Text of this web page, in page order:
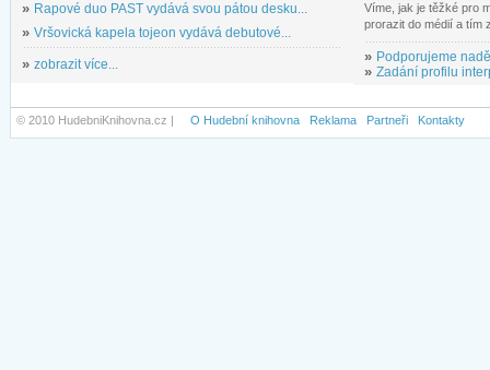
» Rapové duo PAST vydává svou pátou desku...
» Vršovická kapela tojeon vydává debutové...
» zobrazit více...
Víme, jak je těžké pro
prorazit do médií a tím
» Podporujeme
» Zadání profilu
© 2010 HudebniKnihovna.cz | O Hudební knihovna Reklama Partneři Kontakty